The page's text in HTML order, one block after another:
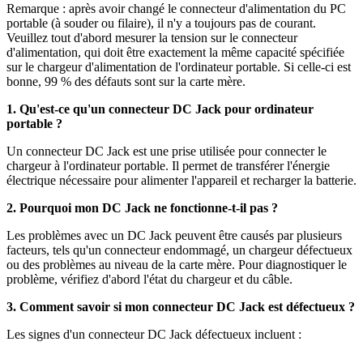
Remarque : après avoir changé le connecteur d'alimentation du PC
portable (à souder ou filaire), il n'y a toujours pas de courant.
Veuillez tout d'abord mesurer la tension sur le connecteur
d'alimentation, qui doit être exactement la même capacité spécifiée
sur le chargeur d'alimentation de l'ordinateur portable. Si celle-ci est
bonne, 99 % des défauts sont sur la carte mère.
1. Qu'est-ce qu'un connecteur DC Jack pour ordinateur
portable ?
Un connecteur DC Jack est une prise utilisée pour connecter le
chargeur à l'ordinateur portable. Il permet de transférer l'énergie
électrique nécessaire pour alimenter l'appareil et recharger la batterie.
2. Pourquoi mon DC Jack ne fonctionne-t-il pas ?
Les problèmes avec un DC Jack peuvent être causés par plusieurs
facteurs, tels qu'un connecteur endommagé, un chargeur défectueux
ou des problèmes au niveau de la carte mère. Pour diagnostiquer le
problème, vérifiez d'abord l'état du chargeur et du câble.
3. Comment savoir si mon connecteur DC Jack est défectueux ?
Les signes d'un connecteur DC Jack défectueux incluent :